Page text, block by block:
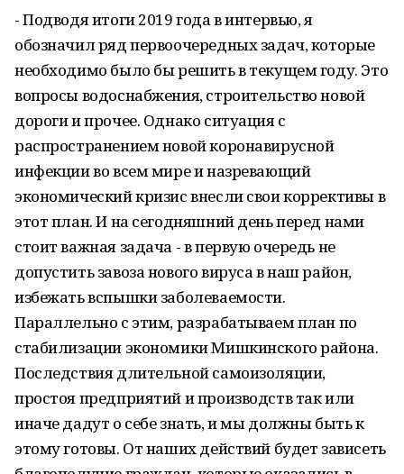
- Подводя итоги 2019 года в интервью, я
обозначил ряд первоочередных задач, которые
необходимо было бы решить в текущем году. Это
вопросы водоснабжения, строительство новой
дороги и прочее. Однако ситуация с
распространением новой коронавирусной
инфекции во всем мире и назревающий
экономический кризис внесли свои коррективы в
этот план. И на сегодняшний день перед нами
стоит важная задача - в первую очередь не
допустить завоза нового вируса в наш район,
избежать вспышки заболеваемости.
Параллельно с этим, разрабатываем план по
стабилизации экономики Мишкинского района.
Последствия длительной самоизоляции,
простоя предприятий и производств так или
иначе дадут о себе знать, и мы должны быть к
этому готовы. От наших действий будет зависеть